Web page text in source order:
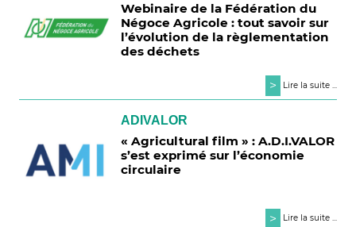
Webinaire de la Fédération du
Négoce Agricole : tout savoir sur
l’évolution de la règlementation
des déchets
> Lire la suite ...
ADIVALOR
« Agricultural film » : A.D.I.VALOR
s’est exprimé sur l’économie
circulaire
> Lire la suite ...